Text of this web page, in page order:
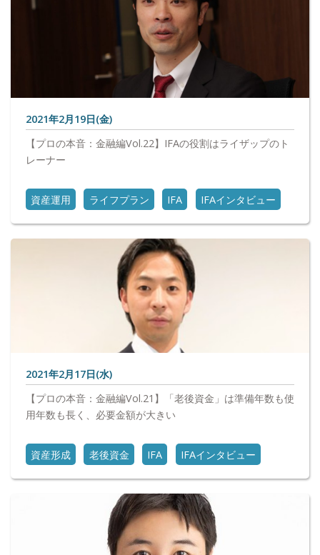
2021年2月19日(金)
【プロの本音：金融編Vol.22】IFAの役割はライザップのト
レーナー
資産運用 ライフプラン IFA IFAインタビュー
2021年2月17日(水)
【プロの本音：金融編Vol.21】「老後資金」は準備年数も使
用年数も長く、必要金額が大きい
資産形成 老後資金 IFA IFAインタビュー